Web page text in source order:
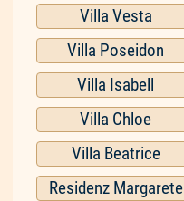
Villa Vesta
Villa Poseidon
Villa Isabell
Villa Chloe
Villa Beatrice
Residenz Margarete